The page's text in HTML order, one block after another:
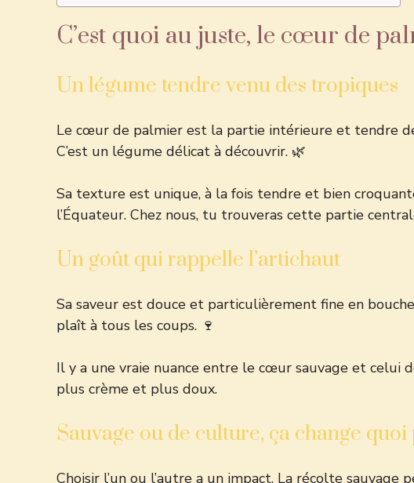
C’est quoi au juste, le cœur de
Un légume tendre venu des tropiques
Le cœur de palmier est la partie intérieure et tendre
C’est un légume délicat à découvrir. 🌿
Sa texture est unique, à la fois tendre et bien
l’Équateur. Chez nous, tu trouveras cette partie
Un goût qui rappelle l’artichaut
Sa saveur est douce et particulièrement fine en
plaît à tous les coups. 🍷
Il y a une vraie nuance entre le cœur sauvage et celui
plus crème et plus doux.
Sauvage ou de culture, ça change
Choisir l’un ou l’autre a un impact. La récolte